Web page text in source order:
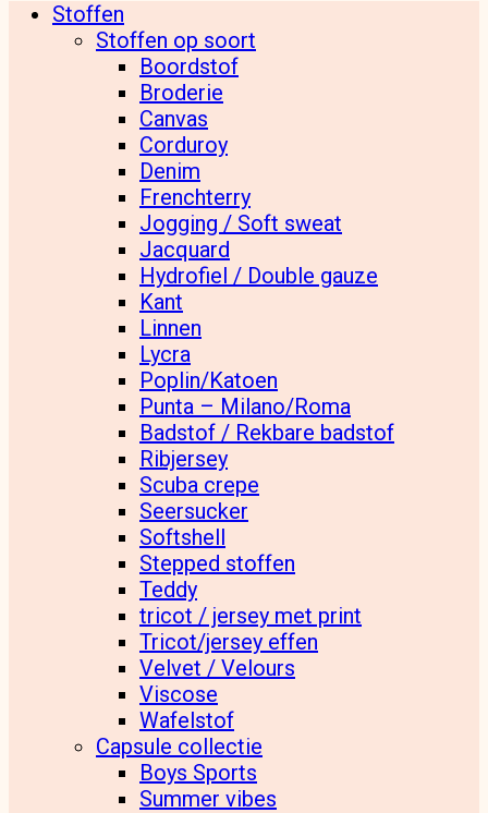
Stoffen
Stoffen op soort
Boordstof
Broderie
Canvas
Corduroy
Denim
Frenchterry
Jogging / Soft sweat
Jacquard
Hydrofiel / Double gauze
Kant
Linnen
Lycra
Poplin/Katoen
Punta – Milano/Roma
Badstof / Rekbare badstof
Ribjersey
Scuba crepe
Seersucker
Softshell
Stepped stoffen
Teddy
tricot / jersey met print
Tricot/jersey effen
Velvet / Velours
Viscose
Wafelstof
Capsule collectie
Boys Sports
Summer vibes